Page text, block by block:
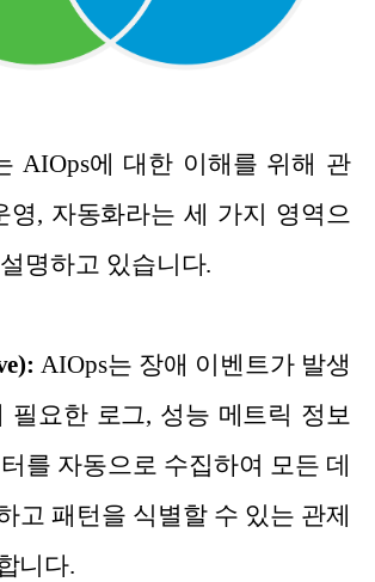
AIOps에 대한 이해를 위해 관
영, 자동화라는 세 가지 영역으
명하고 있습니다.
AIOps는 장애 이벤트가 발생
필요한 로그, 성능 메트릭 정보
를 자동으로 수집하여 모든 데
고 패턴을 식별할 수 있는 관제
니다.